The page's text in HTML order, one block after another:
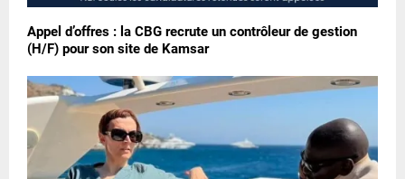
Appel d’offres : la CBG recrute un contrôleur de gestion
(H/F) pour son site de Kamsar